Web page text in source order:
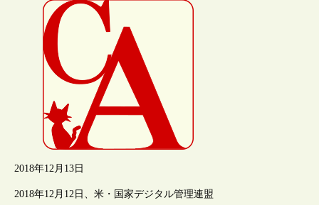
2018年12月13日
2018年12月12日、米・国家デジタル管理連盟